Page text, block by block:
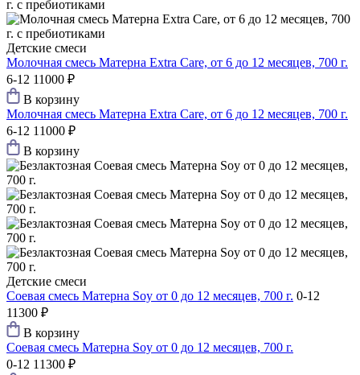
Детские смеси
Молочная смесь Матерна Extra Care, от 6 до 12 месяцев, 700 г.
6-12 11000 ₽
В корзину
Молочная смесь Матерна Extra Care, от 6 до 12 месяцев, 700 г.
6-12 11000 ₽
В корзину
Детские смеси
Соевая смесь Матерна Soy от 0 до 12 месяцев, 700 г. 0-12
11300 ₽
В корзину
Соевая смесь Матерна Soy от 0 до 12 месяцев, 700 г.
0-12 11300 ₽